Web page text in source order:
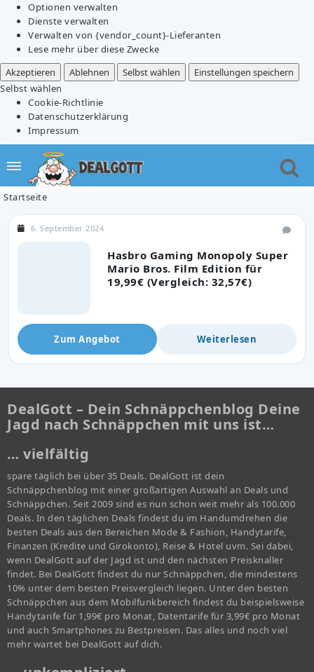
Optionen verwalten
Dienste verwalten
Verwalten von {vendor_count}-Lieferanten
Lese mehr über diese Zwecke
Akzeptieren
Ablehnen Selbst wählen
Einstellungen speichern
Selbst wählen
Cookie-Richtlinie
Datenschutzerklärung
Impressum
Startseite
Hasbro Gaming Monopoly Super
Mario Bros. Film Edition für
19,99€ (Vergleich: 32,57€)
6. September 2024
Zum Angebot Weiterlesen
DealGott – Dein Schnäppchenblog Deine
Jagd nach Schnäppchen mit uns ist…
… vielfältig
spare täglich bei über 35 Deals. DealGott ist dein
Schnäppchenblog mit einer großartigen Auswahl an Deals und
Schnäppchen. Seit 2009 sind es nun schon weit mehr als 100.000
Deals. In den täglichen Deals findest du im Handumdrehen die
besten Deals aus den Bereichen Mode & Fashion, Handytarife,
Finanzen (Kredite und Girokonto), Reise & Hotel uvm. Sei dabei,
wenn DealGott auf der Jagd ist und den nächsten Preisknaller
findet. Bei DealGott findest du nur Schnäppchen, die mindestens
10% unter dem besten Preisvergleich liegen. Unter den besten
Schnäppchen aus dem Mobilfunkbereich findest du beispielsweise
Handytarife für 1,99€ pro Monat, Datentarife für 3,99€ pro Monat
und auch Smartphones zu Bestpreisen. Das alles und noch viel
mehr wartet bei DealGott auf dich.